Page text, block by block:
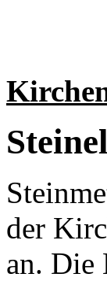
der
an. Die